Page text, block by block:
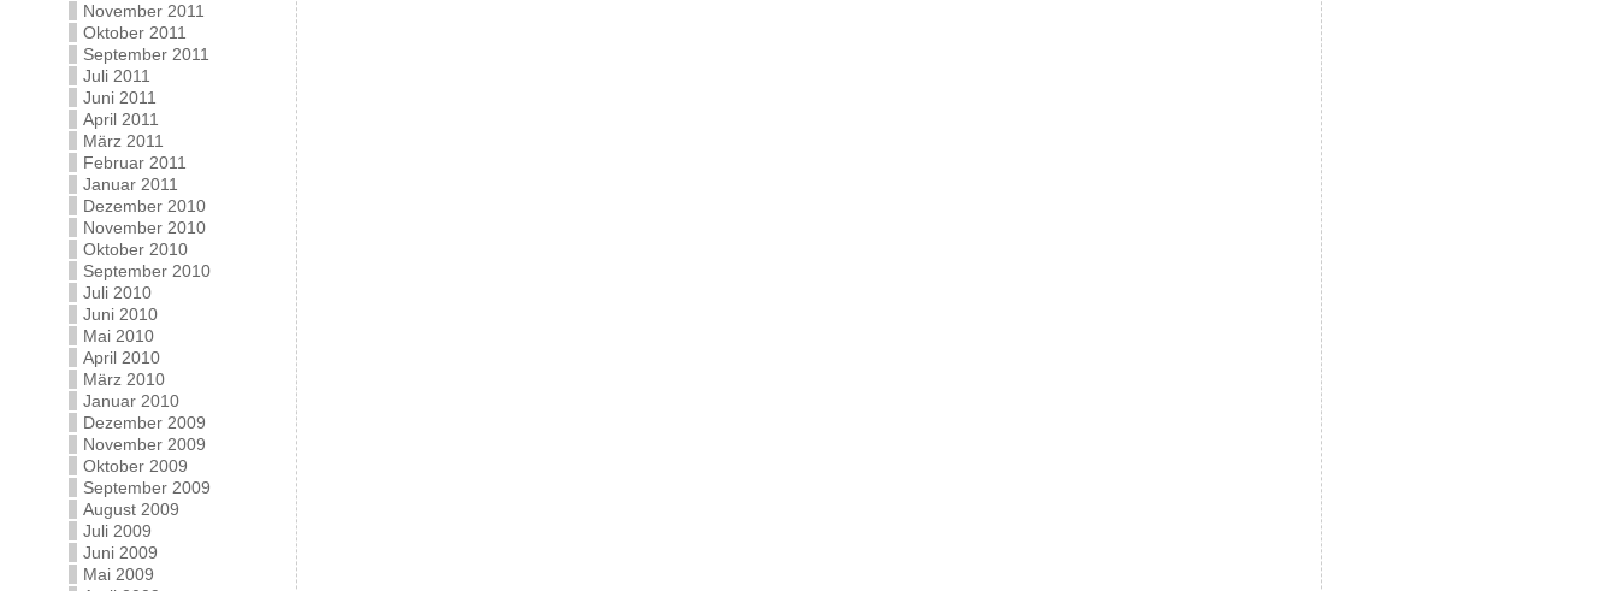
November 2011
Oktober 2011
September 2011
Juli 2011
Juni 2011
April 2011
März 2011
Februar 2011
Januar 2011
Dezember 2010
November 2010
Oktober 2010
September 2010
Juli 2010
Juni 2010
Mai 2010
April 2010
März 2010
Januar 2010
Dezember 2009
November 2009
Oktober 2009
September 2009
August 2009
Juli 2009
Juni 2009
Mai 2009